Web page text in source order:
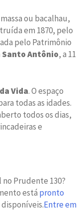
ou bacalhau,
em 1870, pelo
pelo Patrimônio
Santo Antônio, a 11
Vida. O espaço
todas as idades.
todos os dias,
e
Prudente 130?
está pronto
Entre em